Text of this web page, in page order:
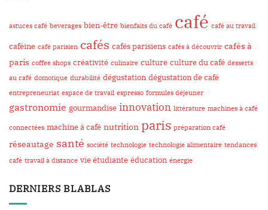
astuces café beverages bien-être bienfaits du café café café au travail
caféine café parisien cafés cafés parisiens cafés à découvrir cafés à
paris coffee shops créativité culinaire culture culture du café desserts
au café domotique durabilité dégustation dégustation de café
entrepreneuriat espace de travail espresso formules déjeuner
gastronomie gourmandise innovation littérature machines à café
connectées machine à café nutrition paris préparation café
réseautage santé société technologie technologie alimentaire tendances
café travail à distance vie étudiante éducation énergie
DERNIERS BLABLAS